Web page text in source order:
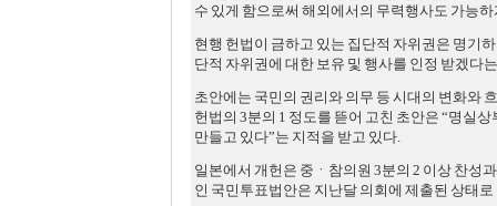
수 있게 함으로써 해외에서의 무력행사도 가능하
현행 헌법이 금하고 있는 집단적 자위권은 명기
단적 자위권에 대한 보유 및 행사를 인정 받겠다
초안에는 국민의 권리와 의무 등 시대의 변화와
헌법의 3분의 1 정도를 뜯어 고친 초안은 “명실
만들고 있다”는 지적을 받고 있다.
일본에서 개헌은 중ㆍ참의원 3분의 2 이상 찬성
인 국민투표법안은 지난달 의회에 제출된 상태